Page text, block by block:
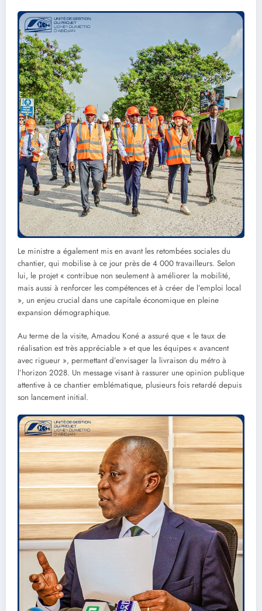
Le ministre a également mis en avant les retombées sociales du
chantier, qui mobilise à ce jour près de 4 000 travailleurs. Selon
lui, le projet « contribue non seulement à améliorer la mobilité,
mais aussi à renforcer les compétences et à créer de l’emploi local
», un enjeu crucial dans une capitale économique en pleine
expansion démographique.
Au terme de la visite, Amadou Koné a assuré que « le taux de
réalisation est très appréciable » et que les équipes « avancent
avec rigueur », permettant d’envisager la livraison du métro à
l’horizon 2028. Un message visant à rassurer une opinion publique
attentive à ce chantier emblématique, plusieurs fois retardé depuis
son lancement initial.